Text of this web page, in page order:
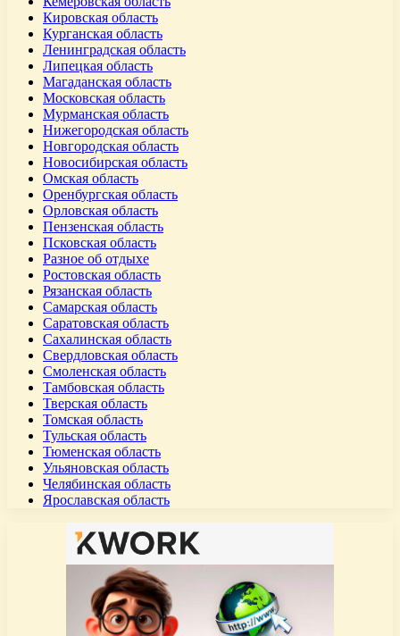
Кировская область
Курганская область
Ленинградская область
Липецкая область
Магаданская область
Московская область
Мурманская область
Нижегородская область
Новгородская область
Новосибирская область
Омская область
Оренбургская область
Орловская область
Пензенская область
Псковская область
Разное об отдыхе
Ростовская область
Рязанская область
Самарская область
Саратовская область
Сахалинская область
Свердловская область
Смоленская область
Тамбовская область
Тверская область
Томская область
Тульская область
Тюменская область
Ульяновская область
Челябинская область
Ярославская область